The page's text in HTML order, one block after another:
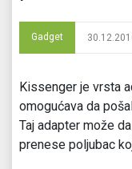
Gadget
Kissenger je vrsta
omogućava da
Taj adapter može
prenese poljubac